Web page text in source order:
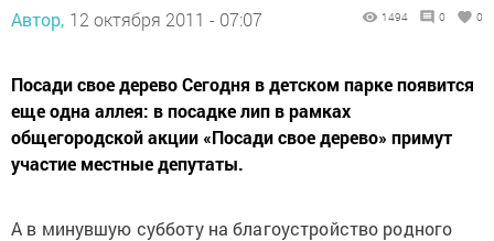
Автор, 12 октября 2011 - 07:07 1494 0 0
Посади свое дерево Сегодня в детском парке появится
еще одна аллея: в посадке лип в рамках
общегородской акции «Посади свое дерево» примут
участие местные депутаты.
А в минувшую субботу на благоустройство родного